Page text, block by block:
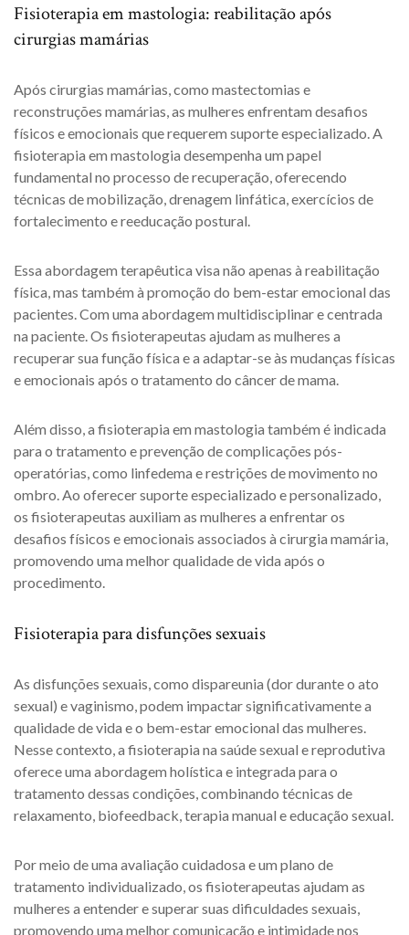
Fisioterapia em mastologia: reabilitação após
cirurgias mamárias
Após cirurgias mamárias, como mastectomias e
reconstruções mamárias, as mulheres enfrentam desafios
físicos e emocionais que requerem suporte especializado. A
fisioterapia em mastologia desempenha um papel
fundamental no processo de recuperação, oferecendo
técnicas de mobilização, drenagem linfática, exercícios de
fortalecimento e reeducação postural.
Essa abordagem terapêutica visa não apenas à reabilitação
física, mas também à promoção do bem-estar emocional das
pacientes. Com uma abordagem multidisciplinar e centrada
na paciente. Os fisioterapeutas ajudam as mulheres a
recuperar sua função física e a adaptar-se às mudanças físicas
e emocionais após o tratamento do câncer de mama.
Além disso, a fisioterapia em mastologia também é indicada
para o tratamento e prevenção de complicações pós-
operatórias, como linfedema e restrições de movimento no
ombro. Ao oferecer suporte especializado e personalizado,
os fisioterapeutas auxiliam as mulheres a enfrentar os
desafios físicos e emocionais associados à cirurgia mamária,
promovendo uma melhor qualidade de vida após o
procedimento.
Fisioterapia para disfunções sexuais
As disfunções sexuais, como dispareunia (dor durante o ato
sexual) e vaginismo, podem impactar significativamente a
qualidade de vida e o bem-estar emocional das mulheres.
Nesse contexto, a fisioterapia na saúde sexual e reprodutiva
oferece uma abordagem holística e integrada para o
tratamento dessas condições, combinando técnicas de
relaxamento, biofeedback, terapia manual e educação sexual.
Por meio de uma avaliação cuidadosa e um plano de
tratamento individualizado, os fisioterapeutas ajudam as
mulheres a entender e superar suas dificuldades sexuais,
promovendo uma melhor comunicação e intimidade nos